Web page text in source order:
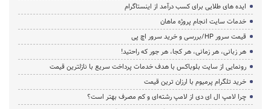
ایده های طلایی برای کسب درآمد از اینستاگرام
خدمات سایت انجام پروژه ماهان
قیمت سرور HP/بررسی و خرید سرور اچ پی
هر زبانی، هر زمانی، هر کجا، هر جور که راحتید!
رونمایی از سایت بلوباکس با هدف خدمات پرداخت سریع با نازلترین قیمت
خرید تلگرام پرمیوم با ارزان ترین قیمت
چرا لامپ ال ای دی از لامپ رشته‌ای و کم مصرف بهتر است؟